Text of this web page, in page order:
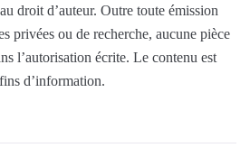
droit d’auteur. Outre toute émission
privées ou de recherche, aucune pièce
l’autorisation écrite. Le contenu est
d’information.